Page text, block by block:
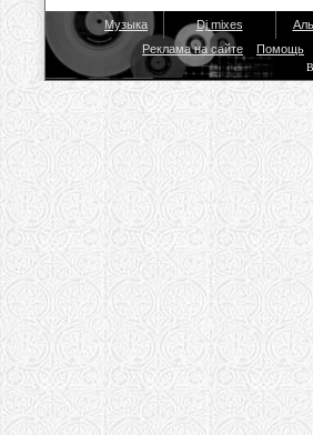
Музыка Dj mixes
Реклама на сайте
Помощь